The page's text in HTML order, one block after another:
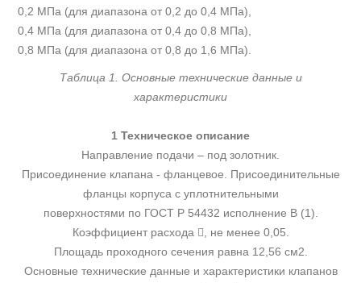
0,2 МПа (для диапазона от 0,2 до 0,4 МПа),
0,4 МПа (для диапазона от 0,4 до 0,8 МПа),
0,8 МПа (для диапазона от 0,8 до 1,6 МПа).
Таблица 1. Основные технические данные и
характеристики
1 Техническое описание
Направление подачи – под золотник.
Присоединение клапана - фланцевое. Присоединительные
фланцы корпуса с уплотнительными
поверхностями по ГОСТ Р 54432 исполнение В (1).
Коэффициент расхода , не менее 0,05.
Площадь проходного сечения равна 12,56 см2.
Основные технические данные и характеристики клапанов